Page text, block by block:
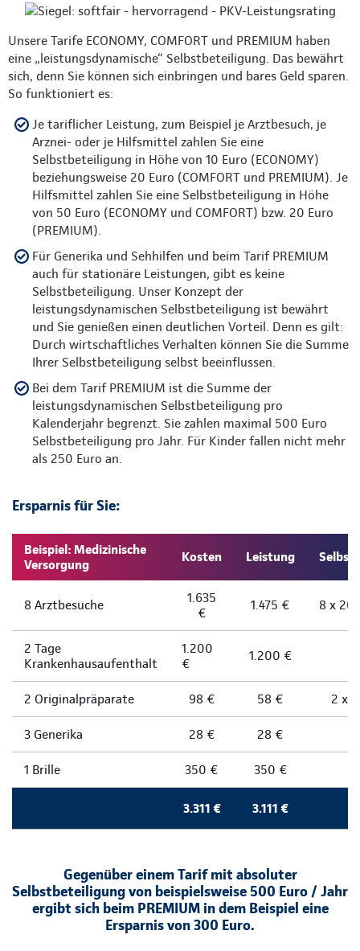
Unsere Tarife ECONOMY, COMFORT und PREMIUM haben
eine „leistungsdynamische“ Selbstbeteiligung. Das bewährt
sich, denn Sie können sich einbringen und bares Geld sparen.
So funktioniert es:
Je tariflicher Leistung, zum Beispiel je Arztbesuch, je
Arznei- oder je Hilfsmittel zahlen Sie eine
Selbstbeteiligung in Höhe von 10 Euro (ECONOMY)
beziehungsweise 20 Euro (COMFORT und PREMIUM). Je
Hilfsmittel zahlen Sie eine Selbstbeteiligung in Höhe
von 50 Euro (ECONOMY und COMFORT) bzw. 20 Euro
(PREMIUM).
Für Generika und Sehhilfen und beim Tarif PREMIUM
auch für stationäre Leistungen, gibt es keine
Selbstbeteiligung. Unser Konzept der
leistungsdynamischen Selbstbeteiligung ist bewährt
und Sie genießen einen deutlichen Vorteil. Denn es gilt:
Durch wirtschaftliches Verhalten können Sie die Summe
Ihrer Selbstbeteiligung selbst beeinflussen.
Bei dem Tarif PREMIUM ist die Summe der
leistungsdynamischen Selbstbeteiligung pro
Kalenderjahr begrenzt. Sie zahlen maximal 500 Euro
Selbstbeteiligung pro Jahr. Für Kinder fallen nicht mehr
als 250 Euro an.
Ersparnis für Sie:
Beispiel: Medizinische
Versorgung
Kosten Leistung
8 Arztbesuche
1.635
€
1.475 € 8 x 20
2 Tage
Krankenhausaufenthalt
1.200
€
1.200 €
2 Originalpräparate 98 € 58 € 2 x
3 Generika 28 € 28 €
1 Brille 350 € 350 €
3.311 € 3.111 €
Gegenüber einem Tarif mit absoluter
Selbstbeteiligung von beispielsweise 500 Euro / Jahr
ergibt sich beim PREMIUM in dem Beispiel eine
Ersparnis von 300 Euro.